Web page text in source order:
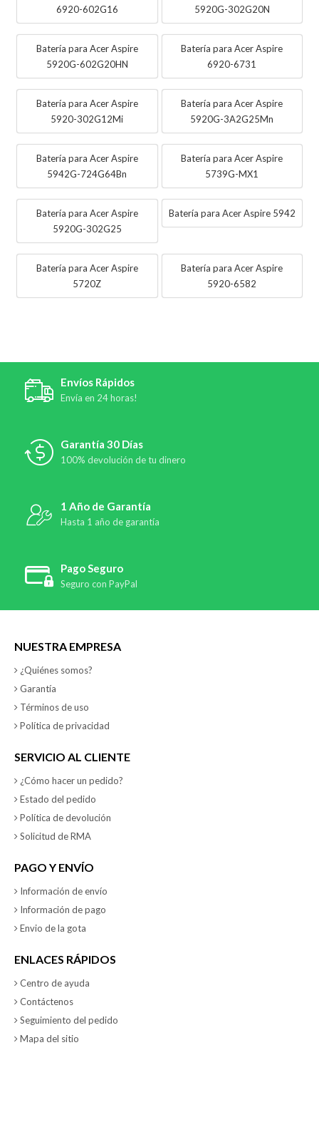
6920-602G16
5920G-302G20N
Batería para Acer Aspire
5920G-602G20HN
Batería para Acer Aspire
6920-6731
Batería para Acer Aspire
5920-302G12Mi
Batería para Acer Aspire
5920G-3A2G25Mn
Batería para Acer Aspire
5942G-724G64Bn
Batería para Acer Aspire
5739G-MX1
Batería para Acer Aspire
5920G-302G25
Batería para Acer Aspire 5942
Batería para Acer Aspire
5720Z
Batería para Acer Aspire
5920-6582
Envíos Rápidos
Envía en 24 horas!
Garantía 30 Días
100% devolución de tu dinero
1 Año de Garantía
Hasta 1 año de garantía
Pago Seguro
Seguro con PayPal
NUESTRA EMPRESA
¿Quiénes somos?
Garantía
Términos de uso
Política de privacidad
SERVICIO AL CLIENTE
¿Cómo hacer un pedido?
Estado del pedido
Política de devolución
Solicitud de RMA
PAGO Y ENVÍO
Información de envío
Información de pago
Envio de la gota
ENLACES RÁPIDOS
Centro de ayuda
Contáctenos
Seguimiento del pedido
Mapa del sitio